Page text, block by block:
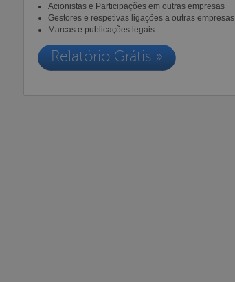
Acionistas e Participações em outras empresas
Gestores e respetivas ligações a outras empresas
Marcas e publicações legais
Relatório Grátis »